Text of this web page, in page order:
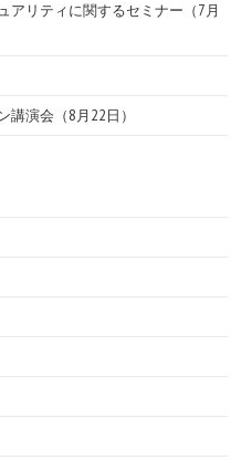
アリティに関するセミナー（7月
演会（8月22日）